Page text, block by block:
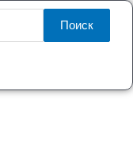
Поиск